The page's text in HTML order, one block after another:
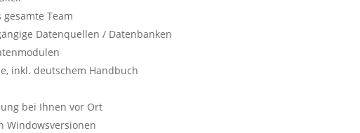
Team
Datenquellen / Datenbanken
inkl. deutschem Handbuch
bei Ihnen vor Ort
Windowsversionen